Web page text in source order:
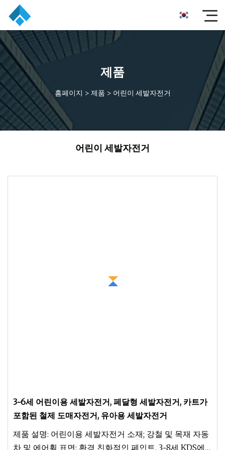
제품
홈페이지 > 제품 > 어린이 세발자전거
어린이 세발자전거
3~6세 어린이용 세발자전거, 페달형 세발자전거, 카트가
포함된 철제 도매자전거, 유아용 세발자전거
제품 설명: 어린이용 세발자전거 소재; 강철 및 목재 자동
차 및 에어휠 표면: 환경 친화적인 페인트, 3~8세 KDS에